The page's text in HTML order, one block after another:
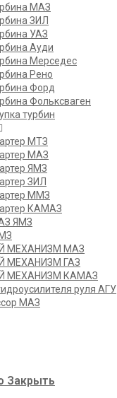
МАЗ
ЗИЛ
УАЗ
Ауди
Мерседес
Рено
Форд
Фольксваген
турбин
МТЗ
МАЗ
ЯМЗ
ЗИЛ
ММЗ
КАМАЗ
ЯМЗ
МЕХАНИЗМ МАЗ
МЕХАНИЗМ ГАЗ
МЕХАНИЗМ КАМАЗ
руля АГУ
МАЗ
Закрыть